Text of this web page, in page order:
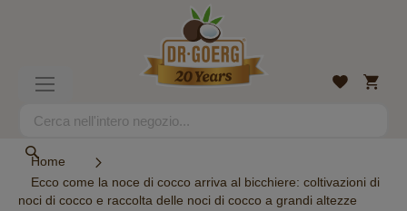
Search
Lista
Home
Ecco come la noce di cocco arriva al bicchiere: coltivazioni di
noci di cocco e raccolta delle noci di cocco a grandi altezze